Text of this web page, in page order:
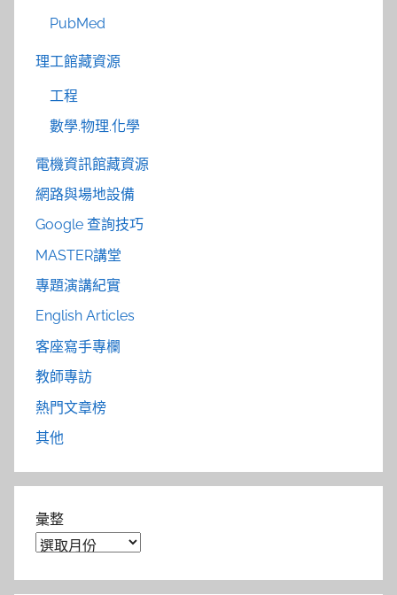
PubMed
理工館藏資源
工程
數學.物理.化學
電機資訊館藏資源
網路與場地設備
Google 查詢技巧
MASTER講堂
專題演講紀實
English Articles
客座寫手專欄
教師專訪
熱門文章榜
其他
彙整